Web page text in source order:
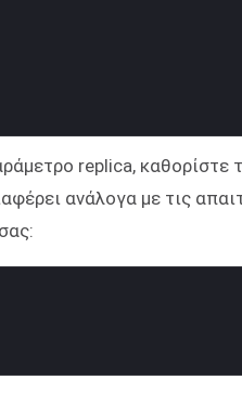
replica, καθορίστε
ανάλογα με τις